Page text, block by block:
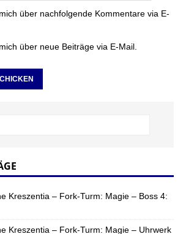
über nachfolgende Kommentare via E-
über neue Beiträge via E-Mail.
Kreszentia – Fork-Turm: Magie – Boss 4:
Kreszentia – Fork-Turm: Magie – Uhrwerk